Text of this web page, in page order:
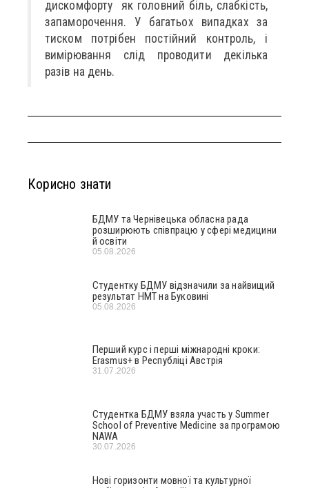
дискомфорту як головний біль, слабкість,
запаморочення. У багатьох випадках за
тиском потрібен постійний контроль, і
вимірювання слід проводити декілька
разів на день.
Корисно знати
БДМУ та Чернівецька обласна рада
розширюють співпрацю у сфері медицини
й освіти
05.08.2026
Студентку БДМУ відзначили за найвищий
результат НМТ на Буковині
05.08.2026
Перший курс і перші міжнародні кроки:
Erasmus+ в Республіці Австрія
31.07.2026
Студентка БДМУ взяла участь у Summer
School of Preventive Medicine за програмою
NAWA
30.07.2026
Нові горизонти мовної та культурної